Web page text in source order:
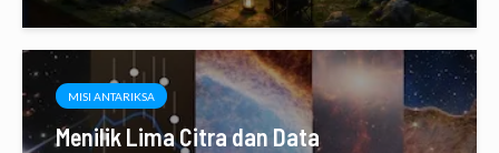
MISI ANTARIKSA
Menilik Lima Citra dan Data